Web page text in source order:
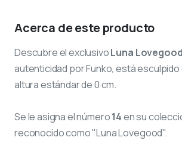
Acerca de este producto
Descubre el exclusivoLuna Lovegood
autenticidad por Funko, está esculpido
altura estándar de 0 cm.
Se le asigna el número14en su
reconocido como "Luna Lovegood".